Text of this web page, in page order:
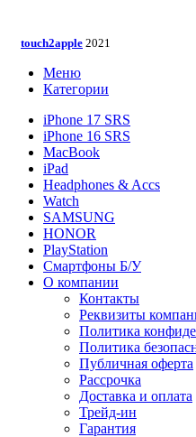
touch2apple 2021
Меню
Категории
iPhone 17 SRS
iPhone 16 SRS
MacBook
iPad
Headphones & Accs
Watch
SAMSUNG
HONOR
PlayStation
Смартфоны Б/У
О компании
Контакты
Реквизиты
Политика
Политика
Публичная оферта
Рассрочка
Доставка и оплата
Трейд-ин
Гарантия